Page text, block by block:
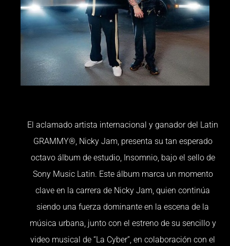
El aclamado artista internacional y ganador del Latin
GRAMMY®, Nicky Jam, presenta su tan esperado
octavo álbum de estudio, Insomnio, bajo el sello de
Sony Music Latin. Este álbum marca un momento
clave en la carrera de Nicky Jam, quien continúa
siendo una fuerza dominante en la escena de la
música urbana, junto con el estreno de su sencillo y
video musical de “La Cyber”, en colaboración con el